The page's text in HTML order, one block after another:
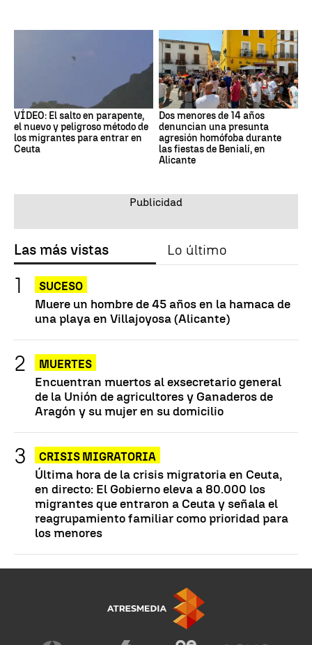
VÍDEO: El salto en parapente,
el nuevo y peligroso método de
los migrantes para entrar en
Ceuta
Dos menores de 14 años
denuncian una presunta
agresión homófoba durante
las fiestas de Benialí, en
Alicante
Las más vistas Lo último
SUCESO
Muere un hombre de 45 años en la hamaca de
una playa en Villajoyosa (Alicante)
MUERTES
Encuentran muertos al exsecretario general
de la Unión de agricultores y Ganaderos de
Aragón y su mujer en su domicilio
CRISIS MIGRATORIA
Última hora de la crisis migratoria en Ceuta,
en directo: El Gobierno eleva a 80.000 los
migrantes que entraron a Ceuta y señala el
reagrupamiento familiar como prioridad para
los menores